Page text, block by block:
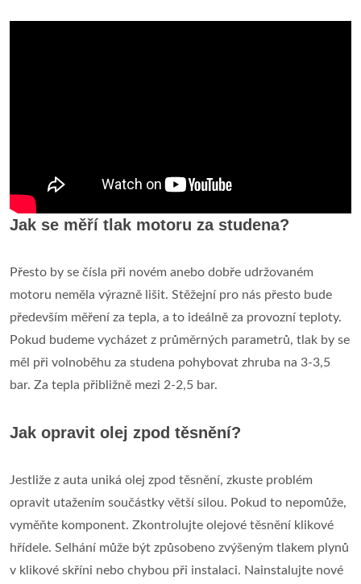
Jak se měří tlak motoru za studena?
Přesto by se čísla při novém anebo dobře udržovaném
motoru neměla výrazně lišit. Stěžejní pro nás přesto bude
především měření za tepla, a to ideálně za provozní teploty.
Pokud budeme vycházet z průměrných parametrů, tlak by se
měl při volnoběhu za studena pohybovat zhruba na 3-3,5
bar. Za tepla přibližně mezi 2-2,5 bar.
Jak opravit olej zpod těsnění?
Jestliže z auta uniká olej zpod těsnění, zkuste problém
opravit utažením součástky větší silou. Pokud to nepomůže,
vyměňte komponent. Zkontrolujte olejové těsnění klikové
hřídele. Selhání může být způsobeno zvýšeným tlakem plynů
v klikové skříni nebo chybou při instalaci. Nainstalujte nové